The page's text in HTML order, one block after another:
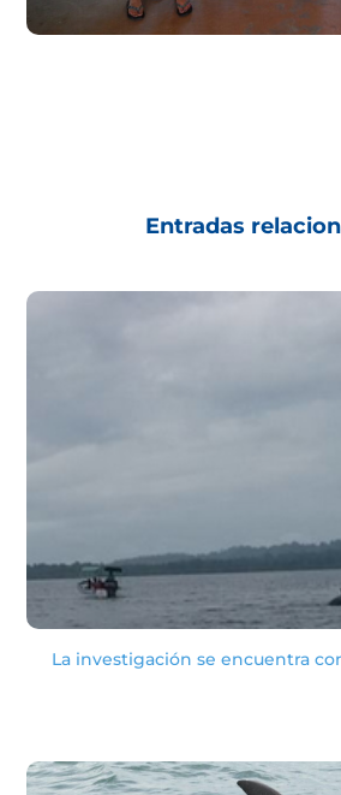
Entradas
La investigación se encuentra